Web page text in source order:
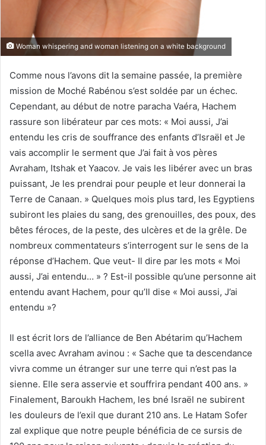
Woman whispering and woman listening on a white background
Comme nous l’avons dit la semaine passée, la première
mission de Moché Rabénou s’est soldée par un échec.
Cependant, au début de notre paracha Vaéra, Hachem
rassure son libérateur par ces mots: « Moi aussi, J’ai
entendu les cris de souffrance des enfants d’Israël et Je
vais accomplir le serment que J’ai fait à vos pères
Avraham, Itshak et Yaacov. Je vais les libérer avec un bras
puissant, Je les prendrai pour peuple et leur donnerai la
Terre de Canaan. » Quelques mois plus tard, les Egyptiens
subiront les plaies du sang, des grenouilles, des poux, des
bêtes féroces, de la peste, des ulcères et de la grêle. De
nombreux commentateurs s’interrogent sur le sens de la
réponse d’Hachem. Que veut- Il dire par les mots « Moi
aussi, J’ai entendu… » ? Est-il possible qu’une personne ait
entendu avant Hachem, pour qu’Il dise « Moi aussi, J’ai
entendu »?
Il est écrit lors de l’alliance de Ben Abétarim qu’Hachem
scella avec Avraham avinou : « Sache que ta descendance
vivra comme un étranger sur une terre qui n’est pas la
sienne. Elle sera asservie et souffrira pendant 400 ans. »
Finalement, Baroukh Hachem, les bné Israël ne subirent
les douleurs de l’exil que durant 210 ans. Le Hatam Sofer
zal explique que notre peuple bénéficia de ce sursis de